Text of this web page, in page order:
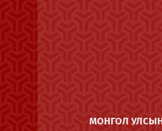
МОНГОЛ